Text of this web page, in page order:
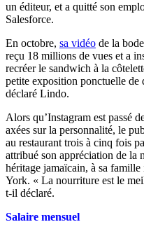
un éditeur, et a quitté son
Salesforce.
En octobre, sa vidéo de la
reçu 18 millions de vues et a
recréer le sandwich à la
petite exposition ponctuelle de
déclaré Lindo.
Alors qu’Instagram est passé
axées sur la personnalité, le
au restaurant trois à cinq fois
attribué son appréciation de la
héritage jamaïcain, à sa
York. « La nourriture est le
t-il déclaré.
Salaire mensuel